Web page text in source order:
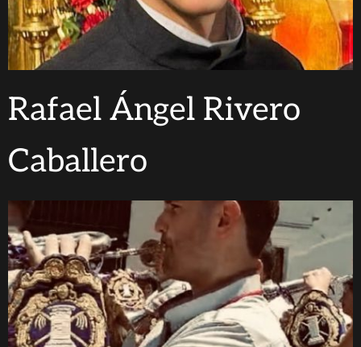
Rafael Ángel Rivero
Caballero